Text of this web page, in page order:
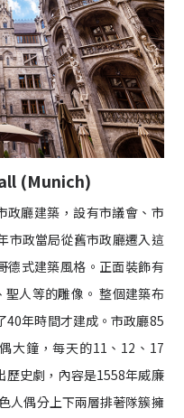
(Munich)
政廳建築，設有市議會、市
市政當局從舊市政廳遷入這
德式建築風格。正面裝飾有
人等的雕像。 整個建築布
40年時間才建成。市政廳85
大鐘，每天的11、12、17
歷史劇，內容是1558年威廉
人偶分上下兩層排著隊簇擁